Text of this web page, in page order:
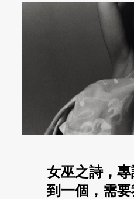
女巫之詩，
到一個，需